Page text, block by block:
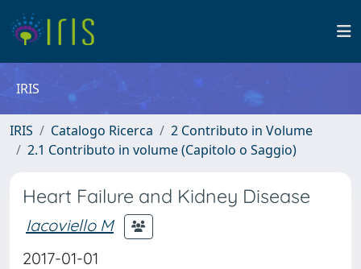
IRIS
IRIS Catalogo Ricerca
2 Contributo in Volume
2.1 Contributo in volume (Capitolo o Saggio)
Heart Failure and Kidney Disease
Iacoviello M
2017-01-01